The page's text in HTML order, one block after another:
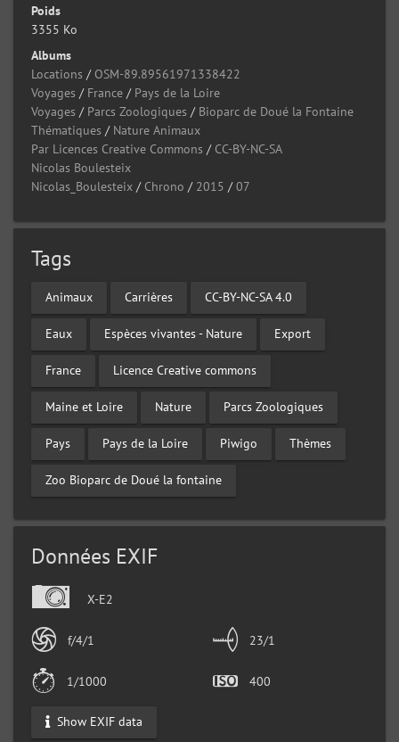
Poids
3355 Ko
Albums
Locations / OSM-89.89561971338422
Voyages / France / Pays de la Loire
Voyages / Parcs Zoologiques / Bioparc de Doué la Fontaine
Thématiques / Nature Animaux
Par Licences Creative Commons / CC-BY-NC-SA
Nicolas Boulesteix
Nicolas_Boulesteix / Chrono / 2015 /07
Tags
Animaux Carrières CC-BY-NC-SA 4.0
Eaux Espèces vivantes - Nature Export
France Licence Creative commons
Maine et Loire Nature Parcs Zoologiques
Pays Pays de la Loire Piwigo Thèmes
Zoo Bioparc de Doué la fontaine
Données EXIF
X-E2
f/4/1 23/1
1/1000 400
Show EXIF data